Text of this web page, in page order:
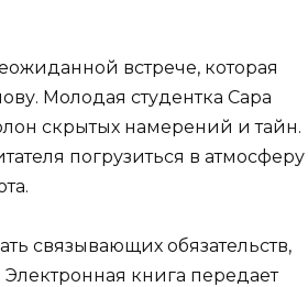
встрече, которая
Молодая студентка Сара
скрытых намерений и тайн.
погрузиться в атмосферу
связывающих обязательств,
книга передает